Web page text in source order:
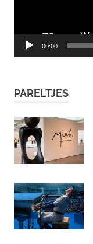
00:00
PARELTJES